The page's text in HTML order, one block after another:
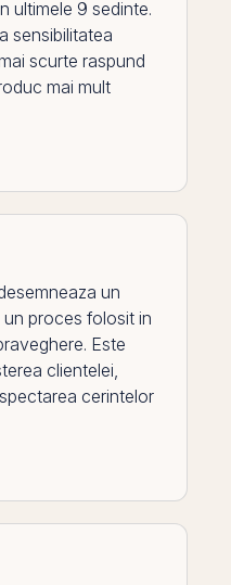
ultimele 9 sedinte.
sensibilitatea
scurte raspund
mai mult
un
proces folosit in
Este
clientelei,
cerintelor